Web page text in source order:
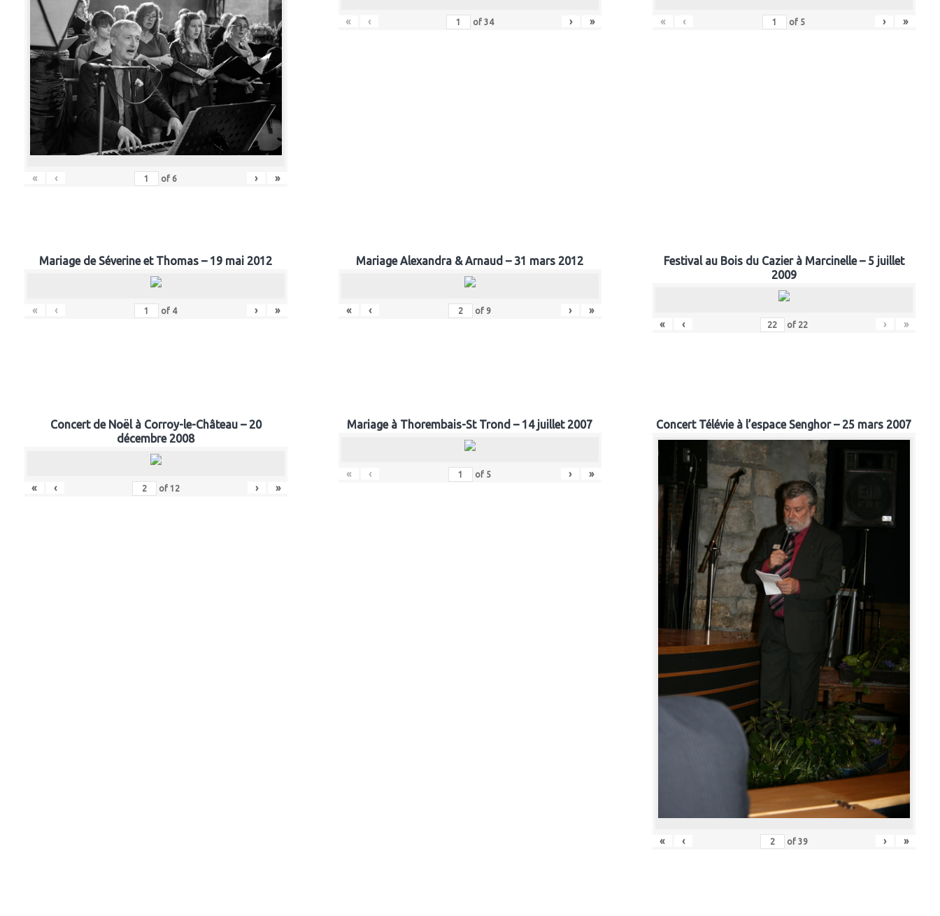
« ‹ of 6 › »
« ‹ of 34 › » « ‹ of 5 › »
Mariage de Séverine et Thomas – 19 mai 2012
« ‹ of 4 › »
Mariage Alexandra & Arnaud – 31 mars 2012
« ‹ of 9 › »
Festival au Bois du Cazier à Marcinelle – 5 juillet
2009
« ‹ of 22 › »
Concert de Noël à Corroy-le-Château – 20
décembre 2008
« ‹ of 12 › »
Mariage à Thorembais-St Trond – 14 juillet 2007
« ‹ of 5 › »
Concert Télévie à l’espace Senghor – 25 mars 2007
« ‹ of 39 › »